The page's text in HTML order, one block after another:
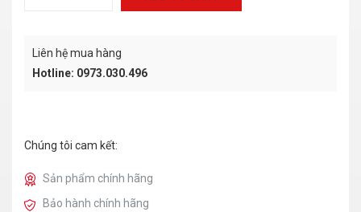
Liên hệ mua hàng
Hotline: 0973.030.496
Chúng tôi cam kết:
Sản phẩm chính hãng
Bảo hành chính hãng